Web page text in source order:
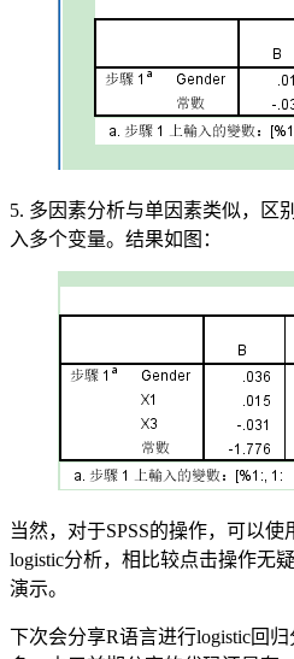
5. 多因素分析与单因素类似，区
入多个变量。结果如图：
当然，对于SPSS的操作，可以
logistic分析，相比较点击操作无
演示。
下次会分享R语言进行logistic回